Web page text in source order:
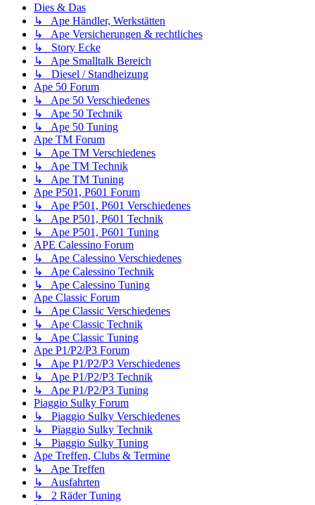
Dies & Das
↳ Ape Händler, Werkstätten
↳ Ape Versicherungen & rechtliches
↳ Story Ecke
↳ Ape Smalltalk Bereich
↳ Diesel / Standheizung
Ape 50 Forum
↳ Ape 50 Verschiedenes
↳ Ape 50 Technik
↳ Ape 50 Tuning
Ape TM Forum
↳ Ape TM Verschiedenes
↳ Ape TM Technik
↳ Ape TM Tuning
Ape P501, P601 Forum
↳ Ape P501, P601 Verschiedenes
↳ Ape P501, P601 Technik
↳ Ape P501, P601 Tuning
APE Calessino Forum
↳ Ape Calessino Verschiedenes
↳ Ape Calessino Technik
↳ Ape Calessino Tuning
Ape Classic Forum
↳ Ape Classic Verschiedenes
↳ Ape Classic Technik
↳ Ape Classic Tuning
Ape P1/P2/P3 Forum
↳ Ape P1/P2/P3 Verschiedenes
↳ Ape P1/P2/P3 Technik
↳ Ape P1/P2/P3 Tuning
Piaggio Sulky Forum
↳ Piaggio Sulky Verschiedenes
↳ Piaggio Sulky Technik
↳ Piaggio Sulky Tuning
Ape Treffen, Clubs & Termine
↳ Ape Treffen
↳ Ausfahrten
↳ 2 Räder Tuning